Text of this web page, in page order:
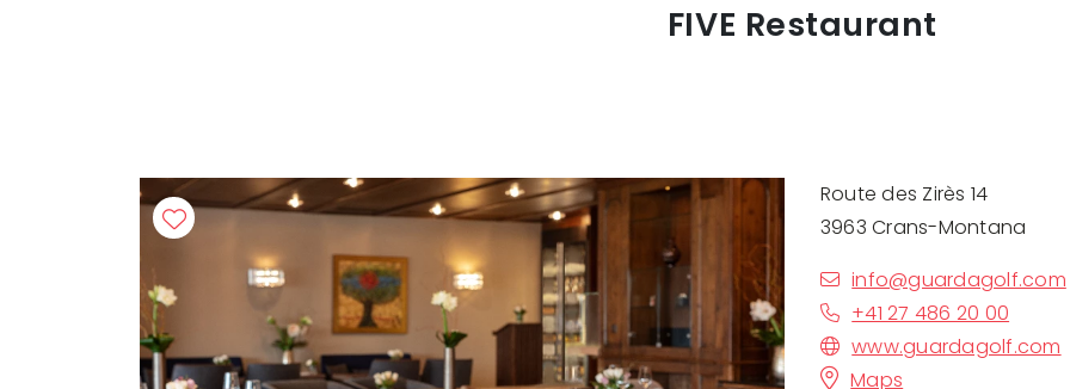
FIVE Restaurant
Route des Zirès 14
3963 Crans-Montana
info@guardagolf.com
+41 27 486 20 00
www.guardagolf.com
Maps